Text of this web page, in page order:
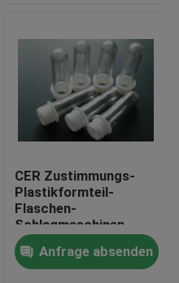
CER Zustimmungs-
Plastikformteil-
Flaschen-
Schlagmaschinen-
Verdrängung, die für
die Plastikflaschen-
Herstellung formt
Anfrage absenden